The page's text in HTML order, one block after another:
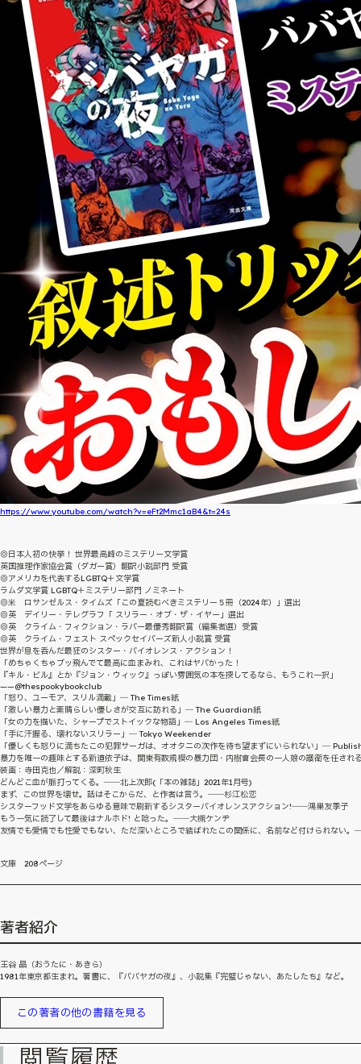
https://www.youtube.com/watch?v=eFt2Mmc1aB4&t=24s
◎日本人初の快挙！ 世界最高峰のミステリー文学賞
英国推理作家協会賞（ダガー賞）翻訳小説部門 受賞
◎アメリカを代表するLGBTQ＋文学賞
ラムダ文学賞 LGBTQ＋ミステリー部門 ノミネート
◎米 ロサンゼルス・タイムズ「この夏読むべきミステリー５冊（2024年）」選出
◎英 デイリー・テレグラフ「 スリラー・オブ・ザ・イヤー」選出
◎英 クライム・フィクション・ラバー最優秀翻訳賞（編集者選）受賞
◎英 クライム・フェスト スペックセイバーズ新人小説賞 受賞
世界が息を呑んだ最狂のシスター・バイオレンス・アクション！
「めちゃくちゃブッ飛んでて最高に血まみれ、これはヤバかった！
『キル・ビル』とか『ジョン・ウィック』っぽい雰囲気の本を探してるなら、もうこれ一択」
——@thespookybookclub
「怒り、ユーモア、スリル満載」― The Times紙
「激しい暴力と素晴らしい優しさが交互に訪れる」― The Guardian紙
「女の力を描いた、シャープでストイックな物語」― Los Angeles Times紙
「手に汗握る、壊れないスリラー」― Tokyo Weekender
「優しくも怒りに満ちたこの犯罪サーガは、オオタニの次作を待ち望まずにいられない」―
暴力を唯一の趣味とする新道依子は、関東有数規模の暴力団・内樹會会長の一人娘の護衛を任さ
装画：寺田克也／解説：深町秋生
どんどこ血が脈打ってくる。――北上次郎(「本の雑誌」2021年1月号)
まず、この世界を壊せ。話はそこからだ、と作者は言う。――杉江松恋
シスターフッド文学をあらゆる意味で刷新するシスターバイオレンスアクション!――鴻巣友季子
もう一気に読了して最後はナルホド! と唸った。――大槻ケンヂ
友情でも愛情でも性愛でもない、ただ深いところで結ばれたこの関係に、名前など付けられない
文庫 208ページ
著者紹介
王谷 晶（おうたに・あきら）
1981年東京都生まれ。著書に、『ババヤガの夜』、小説集『完璧じゃない、あたしたち』など。
この著者の他の書籍を見る